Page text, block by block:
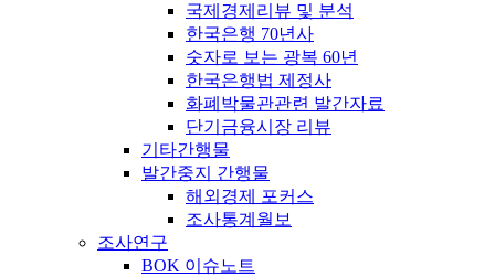
국제경제리뷰 및 분석
한국은행 70년사
숫자로 보는 광복 60년
한국은행법 제정사
화폐박물관관련 발간자료
단기금융시장 리뷰
기타간행물
발간중지 간행물
해외경제 포커스
조사통계월보
조사연구
BOK 이슈노트